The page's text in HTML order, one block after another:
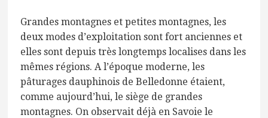
Grandes montagnes et petites montagnes, les
deux modes d’exploitation sont fort anciennes et
elles sont depuis très longtemps localises dans les
mêmes régions. A l’époque moderne, les
pâturages dauphinois de Belledonne étaient,
comme aujourd’hui, le siège de grandes
montagnes. On observait déjà en Savoie le